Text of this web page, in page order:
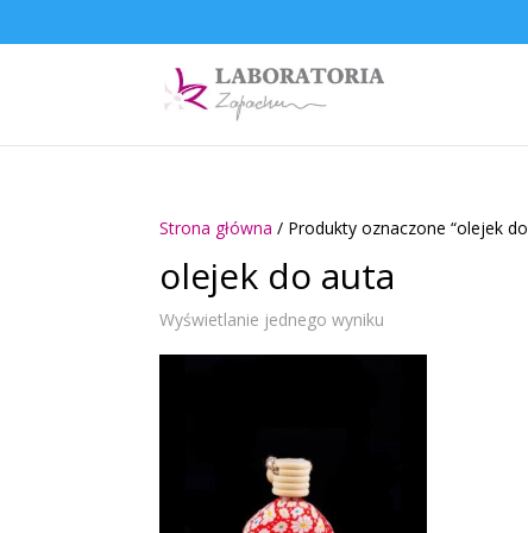
Strona główna / Produkty oznaczone “olejek
olejek do auta
Wyświetlanie jednego wyniku